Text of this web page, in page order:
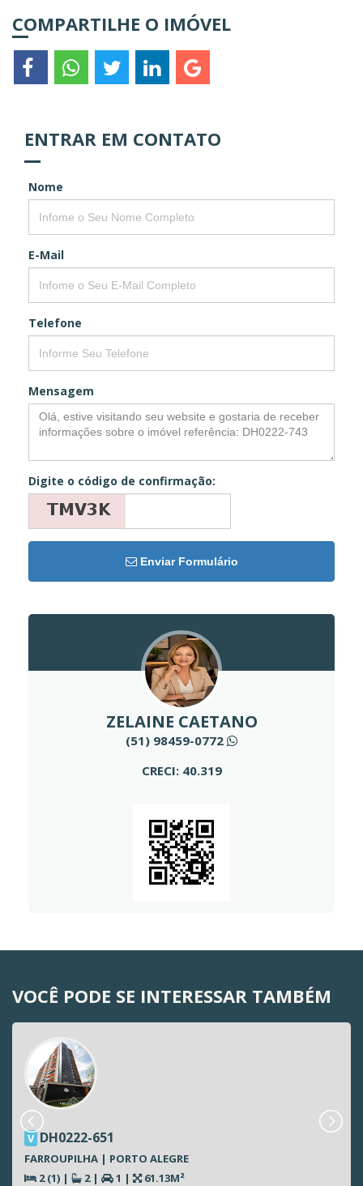
COMPARTILHE O IMÓVEL
ENTRAR EM CONTATO
Nome
E-Mail
Telefone
Mensagem
Digite o código de confirmação:
Enviar Formulário
ZELAINE CAETANO
(51) 98459-0772
CRECI: 40.319
VOCÊ PODE SE INTERESSAR TAMBÉM
V DH0222-651
FARROUPILHA | PORTO ALEGRE
2 (1) | 2 | 1 |
61.13M²